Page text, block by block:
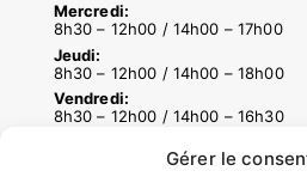
Gérer le
Mercredi:
8h30 – 12h00 / 14h00 – 17h00
Jeudi:
8h30 – 12h00 / 14h00 – 18h00
Vendredi:
8h30 – 12h00 / 14h00 – 16h30